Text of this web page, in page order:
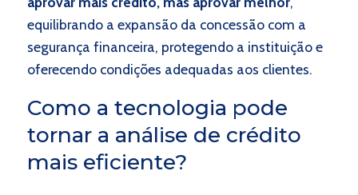
equilibrando a expansão da concessão com a
segurança financeira, protegendo a instituição e
oferecendo condições adequadas aos clientes.
Como a tecnologia pode
tornar a análise de crédito
mais eficiente?